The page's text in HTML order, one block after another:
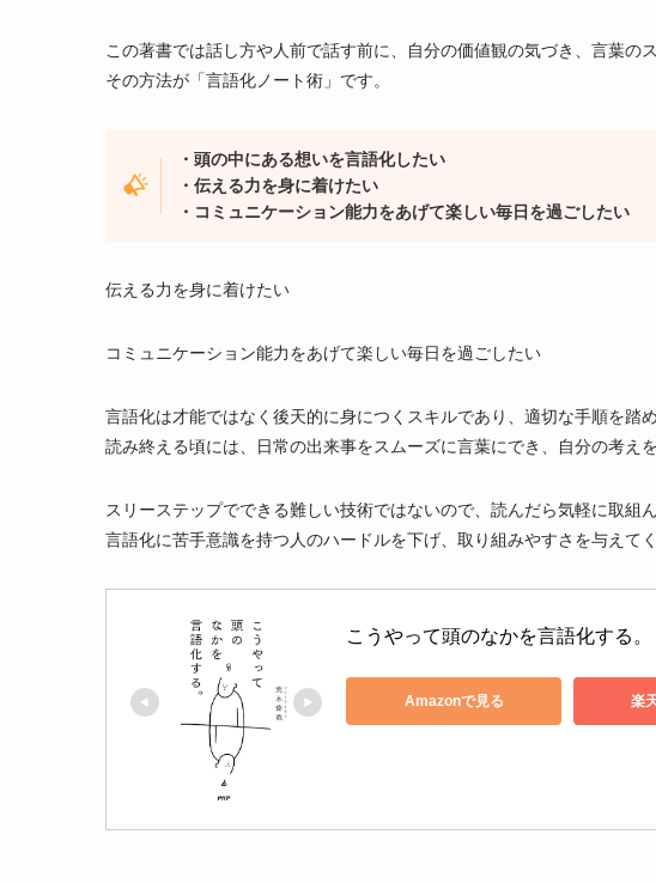
この著書では話し方や人前で話す前に、自分の価値観の気づき、言葉の
その方法が「言語化ノート術」です。
・頭の中にある想いを言語化したい
・伝える力を身に着けたい
・コミュニケーション能力をあげて楽しい毎日を過ごしたい
伝える力を身に着けたい
コミュニケーション能力をあげて楽しい毎日を過ごしたい
言語化は才能ではなく後天的に身につくスキルであり、適切な手順を踏
読み終える頃には、日常の出来事をスムーズに言葉にでき、自分の考え
スリーステップでできる難しい技術ではないので、読んだら気軽に取組ん
言語化に苦手意識を持つ人のハードルを下げ、取り組みやすさを与えてく
こうやって頭のなかを言語化する。
Amazonで見る 楽